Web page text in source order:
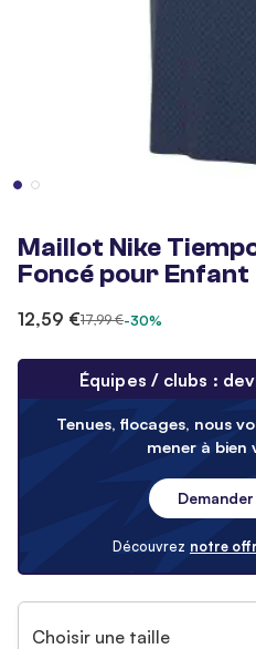
Maillot Nike
Foncé pour Enfant
12,59 €17,99 €-30%
Équipes / clubs :
Tenues, flocages, nous
mener à bien
Découvrez notre
Choisir une taille